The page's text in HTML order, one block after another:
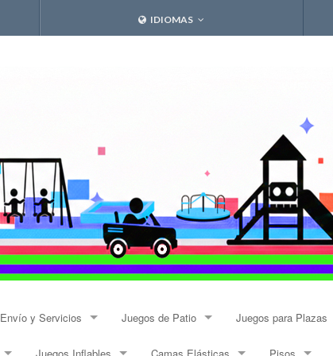
IDIOMAS
Envío y Servicios Juegos de Patio Juegos para Plazas